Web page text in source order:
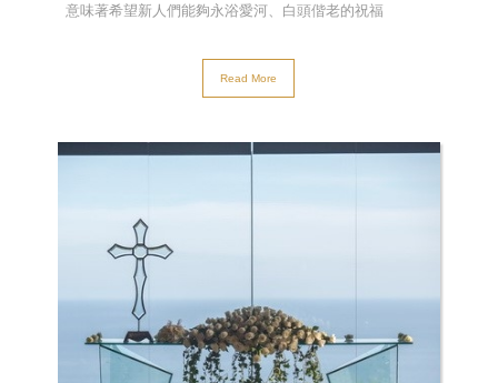
意味著希望新人們能夠永浴愛河、白頭偕老的祝福
Read More